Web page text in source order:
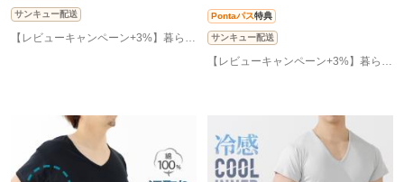
サンキュー配送
【レビューキャンペーン+3%】暮らしの肌着 インナー専門店
Pontaパス特典
サンキュー配送
【レビューキャンペーン+3%】暮らしの肌着 インナー専門店